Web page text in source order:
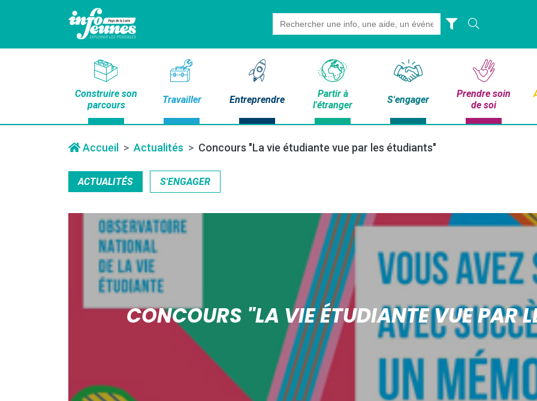
Search
for:
Construire son
parcours
Travailler Entreprendre
Partir à
l'étranger
S'engager
Prendre soin
de soi
Accueil Actualités Concours "La vie étudiante vue par les étudiants"
ACTUALITÉS S'ENGAGER
CONCOURS "LA VIE ÉTUDIANTE VUE PAR